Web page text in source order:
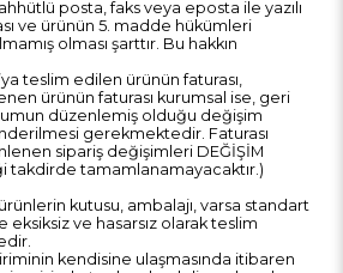
posta, faks veya eposta ile yazılı
ve ürünün 5. madde hükümleri
olması şarttır. Bu hakkın
teslim edilen ürünün faturası,
ürünün faturası kurumsal ise, geri
düzenlemiş olduğu değişim
gerekmektedir. Faturası
sipariş değişimleri DEĞİŞİM
takdirde tamamlanamayacaktır.)
kutusu, ambalajı, varsa standart
eksiksiz ve hasarsız olarak teslim
kendisine ulaşmasında itibaren